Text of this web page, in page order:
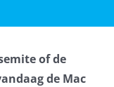
of de
de Mac